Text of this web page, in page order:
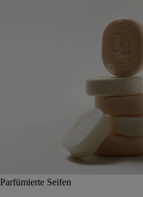
Parfümierte Seifen